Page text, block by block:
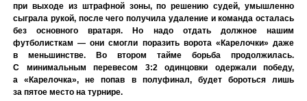
при выходе из штрафной зоны, по решению судей, умышленно
сыграла рукой, после чего получила удаление и команда осталась
без основного вратаря. Но надо отдать должное нашим
футболисткам — они смогли поразить ворота «Карелочки» даже
в меньшинстве. Во втором тайме борьба продолжилась.
С минимальным перевесом 3:2 одинцовки одержали победу,
а «Карелочка», не попав в полуфинал, будет бороться лишь
за пятое место на турнире.